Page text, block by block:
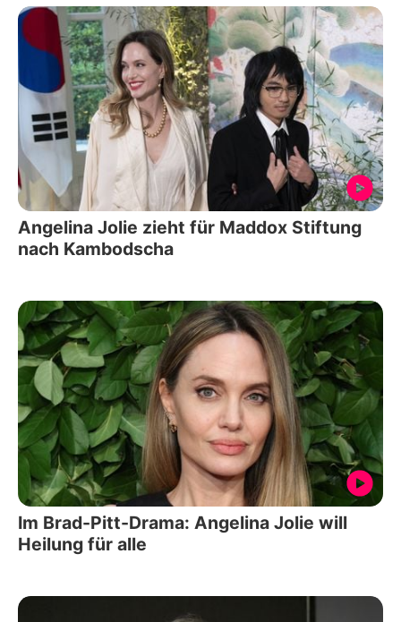
Angelina Jolie zieht für Maddox Stiftung
nach Kambodscha
Im Brad-Pitt-Drama: Angelina Jolie will
Heilung für alle